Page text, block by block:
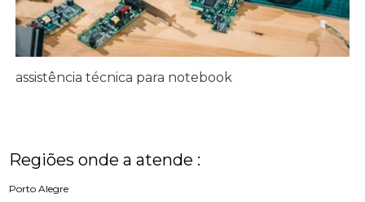
assistência técnica para notebook
Regiões onde a atende :
Porto Alegre